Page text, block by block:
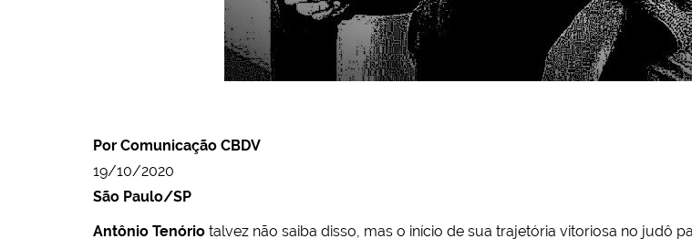
Por Comunicação CBDV
19/10/2020
São Paulo/SP
Antônio Tenório talvez não saiba disso, mas o início de sua trajetória vitoriosa no judô